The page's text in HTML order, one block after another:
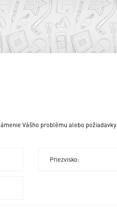
Vášho problému alebo požiadavky.